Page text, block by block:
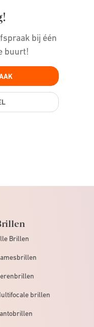
bij één
buurt!
Brillen
brillen